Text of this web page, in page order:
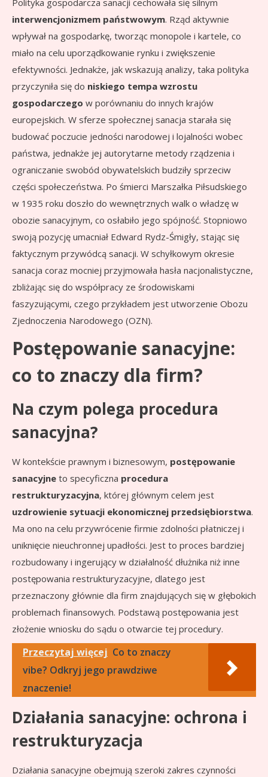
Polityka gospodarcza sanacji cechowała się silnym
interwencjonizmem państwowym. Rząd aktywnie
wpływał na gospodarkę, tworząc monopole i kartele, co
miało na celu uporządkowanie rynku i zwiększenie
efektywności. Jednakże, jak wskazują analizy, taka polityka
przyczyniła się do niskiego tempa wzrostu
gospodarczego w porównaniu do innych krajów
europejskich. W sferze społecznej sanacja starała się
budować poczucie jedności narodowej i lojalności wobec
państwa, jednakże jej autorytarne metody rządzenia i
ograniczanie swobód obywatelskich budziły sprzeciw
części społeczeństwa. Po śmierci Marszałka Piłsudskiego
w 1935 roku doszło do wewnętrznych walk o władzę w
obozie sanacyjnym, co osłabiło jego spójność. Stopniowo
swoją pozycję umacniał Edward Rydz-Śmigły, stając się
faktycznym przywódcą sanacji. W schyłkowym okresie
sanacja coraz mocniej przyjmowała hasła nacjonalistyczne,
zbliżając się do współpracy ze środowiskami
faszyzującymi, czego przykładem jest utworzenie Obozu
Zjednoczenia Narodowego (OZN).
Postępowanie sanacyjne:
co to znaczy dla firm?
Na czym polega procedura
sanacyjna?
W kontekście prawnym i biznesowym, postępowanie
sanacyjne to specyficzna procedura
restrukturyzacyjna, której głównym celem jest
uzdrowienie sytuacji ekonomicznej przedsiębiorstwa.
Ma ono na celu przywrócenie firmie zdolności płatniczej i
uniknięcie nieuchronnej upadłości. Jest to proces bardziej
rozbudowany i ingerujący w działalność dłużnika niż inne
postępowania restrukturyzacyjne, dlatego jest
przeznaczony głównie dla firm znajdujących się w głębokich
problemach finansowych. Podstawą postępowania jest
złożenie wniosku do sądu o otwarcie tej procedury.
Przeczytaj więcej Co to znaczy
vibe? Odkryj jego prawdziwe
znaczenie!
Działania sanacyjne: ochrona i
restrukturyzacja
Działania sanacyjne obejmują szeroki zakres czynności